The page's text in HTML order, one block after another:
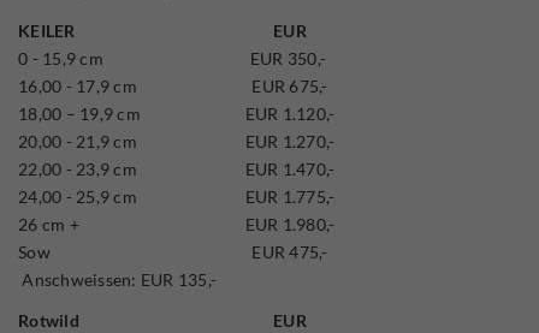
KEILER
EUR
0 - 15,9 cm
EUR 350,-
16,00 - 17,9 cm
EUR 675,-
18,00 – 19,9 cm
EUR 1.120,-
20,00 - 21,9 cm
EUR 1.270,-
22,00 - 23,9 cm
EUR 1.470,-
24,00 - 25,9 cm
EUR 1.775,-
26 cm +
EUR 1.980,-
Sow
EUR 475,-
Anschweissen: EUR 135,-
Rotwild
EUR